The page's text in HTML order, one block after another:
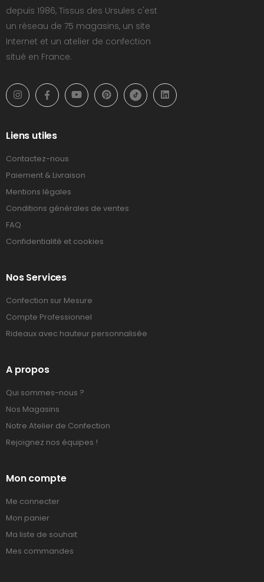
depuis 1986, Tissus des Ursules c'est
un réseau de 75 magasins, un site
Internet et un atelier de confection
situé en France.
Liens utiles
Contactez-nous
Paiement & Livraison
Mentions légales
Conditions générales de ventes
FAQ
Confidentialité et cookies
Nos Services
Confection sur Mesure
Compte Professionnel
Rideaux avec hauteur personnalisée
A propos
Qui sommes-nous ?
Nos Magasins
Notre Atelier de Confection
Rejoignez nos équipes !
Mon compte
Me connecter
Mon panier
Ma liste de souhait
Mes commandes